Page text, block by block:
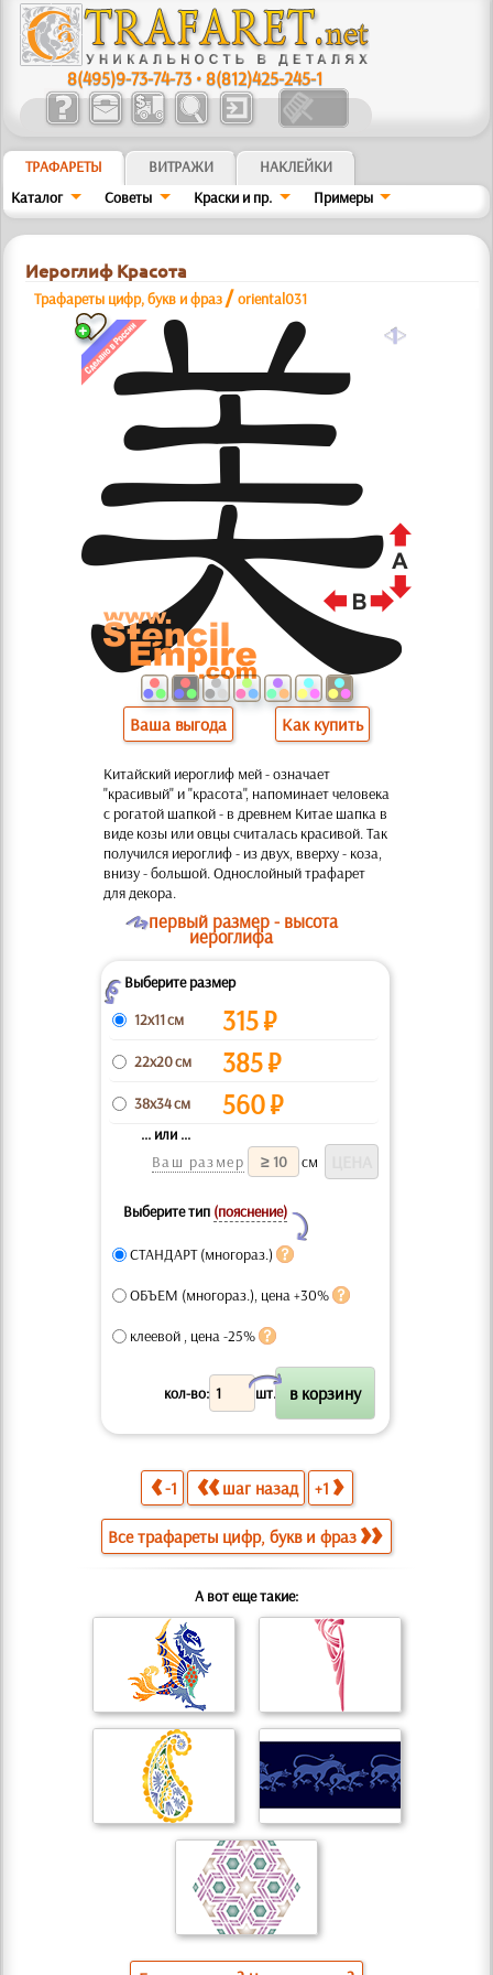
8(495)9-73-74-73 •8(812)425-245-1
ТРАФАРЕТЫ ВИТРАЖИ
НАКЛЕЙКИ
Каталог
Советы Краски и пр. Примеры
Иероглиф Красота
Трафареты цифр, букв и фраз /oriental031
a
Ваша выгода Как купить
Китайский иероглиф мей - означает
"красивый" и "красота", напоминает человека
с рогатой шапкой - в древнем Китае шапка в
виде козы или овцы считалась красивой. Так
получился иероглиф - из двух, вверху - коза,
внизу - большой. Однослойный трафарет
для декора.
Oпервый размер - высота
иероглифа
ZВыберите размер
12x11 см
315₽
22x20 см 385₽
38x34 см 560₽
... или ...
Ваш размер
см
Выберите тип (пояснение)
Y
СТАНДАРТ (многораз.)
ОБЪЕМ (многораз.), цена +30%
клеевой , цена -25%
кол-во: шт.
X
-1 шаг назад +1
Все трафареты цифр, букв и фраз
А вот еще такие: